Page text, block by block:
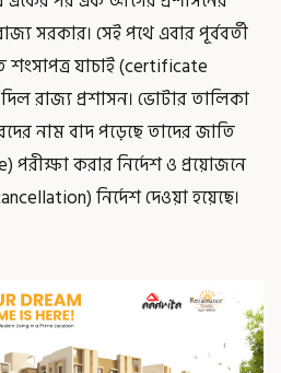
সরকার। সেই পথে এবার পূর্ববর্তী
শংসাপত্র যাচাই (certificate
রাজ্য প্রশাসন। ভোটার তালিকা
নাম বাদ পড়েছে তাদের জাতি
করার নির্দেশ ও প্রয়োজনে
নির্দেশ দেওয়া হয়েছে।